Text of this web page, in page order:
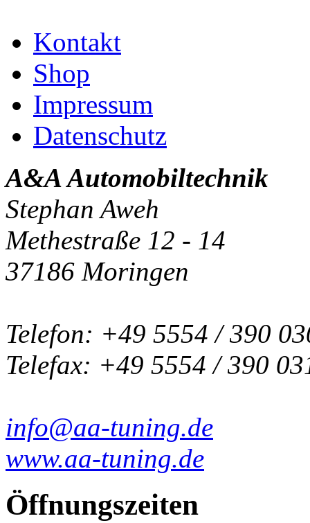
Kontakt
Shop
Impressum
Datenschutz
A&A Automobiltechnik
Stephan Aweh
Methestraße 12 - 14
37186 Moringen
Telefon: +49 5554 / 390
Telefax: +49 5554 / 390
info@aa-tuning.de
www.aa-tuning.de
Öffnungszeiten